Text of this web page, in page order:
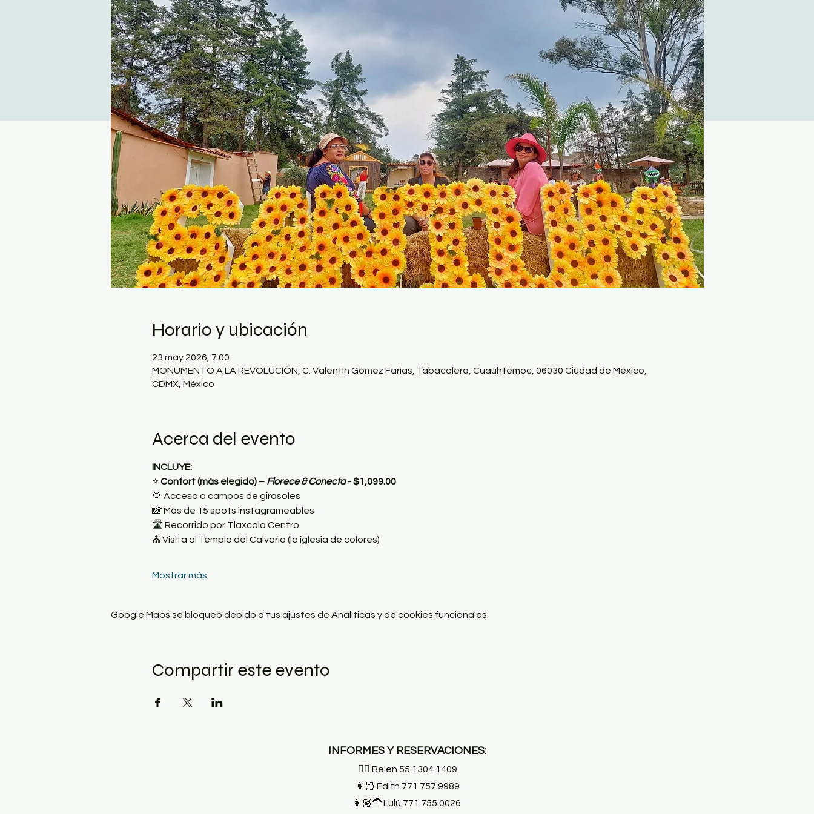
Horario y ubicación
23 may 2026, 7:00
MONUMENTO A LA REVOLUCIÓN, C. Valentín Gómez Farías, Tabacalera, Cuauhtémoc, 06030 Ciudad de México,
CDMX, México
Acerca del evento
INCLUYE:
⭐ Confort (más elegido) – Florece & Conecta - $1,099.00
🌻 Acceso a campos de girasoles
📸 Más de 15 spots instagrameables
🛣 Recorrido por Tlaxcala Centro
⛪ Visita al Templo del Calvario (la iglesia de colores)
Mostrar más
Google Maps se bloqueó debido a tus ajustes de Analíticas y de cookies funcionales.
Compartir este evento
INFORMES Y RESERVACIONES:
👱‍♀️ Belen 55 1304 1409
👩🏻 Edith 771 757 9989
👩🏽‍🦱Lulú 771 755 0026